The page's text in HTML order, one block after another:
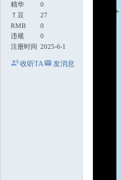
精华
0
Ｔ豆
27
RMB
0
违规
0
注册时间 2025-6-1
收听TA 发消息